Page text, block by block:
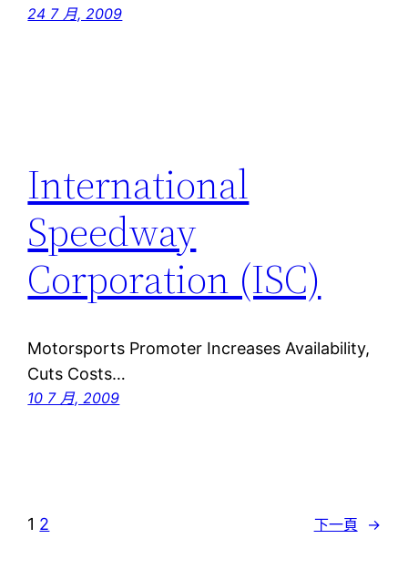
24 7 月, 2009
International
Speedway
Corporation (ISC)
Motorsports Promoter Increases Availability,
Cuts Costs…
10 7 月, 2009
1 2 下一頁 →